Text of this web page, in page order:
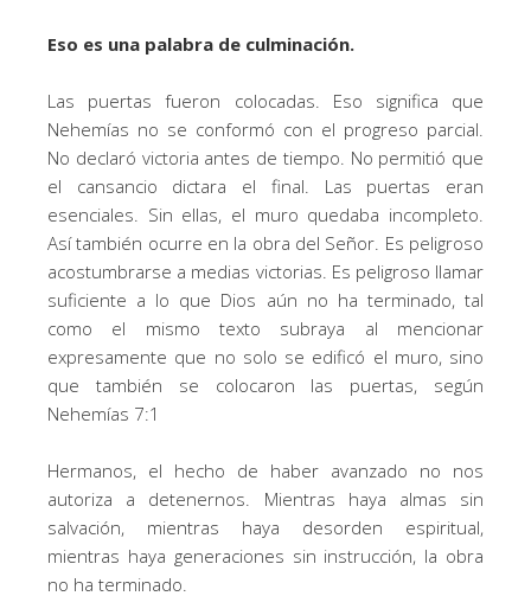
Eso es una palabra de culminación.
Las puertas fueron colocadas. Eso significa que
Nehemías no se conformó con el progreso parcial.
No declaró victoria antes de tiempo. No permitió que
el cansancio dictara el final. Las puertas eran
esenciales. Sin ellas, el muro quedaba incompleto.
Así también ocurre en la obra del Señor. Es peligroso
acostumbrarse a medias victorias. Es peligroso llamar
suficiente a lo que Dios aún no ha terminado, tal
como el mismo texto subraya al mencionar
expresamente que no solo se edificó el muro, sino
que también se colocaron las puertas, según
Nehemías 7:1
Hermanos, el hecho de haber avanzado no nos
autoriza a detenernos. Mientras haya almas sin
salvación, mientras haya desorden espiritual,
mientras haya generaciones sin instrucción, la obra
no ha terminado.